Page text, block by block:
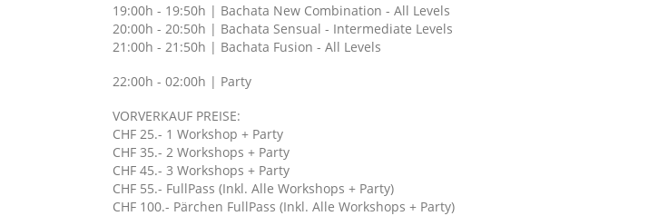
19:00h - 19:50h | Bachata New Combination - All Levels
20:00h - 20:50h | Bachata Sensual - Intermediate Levels
21:00h - 21:50h | Bachata Fusion - All Levels
22:00h - 02:00h | Party
VORVERKAUF PREISE:
CHF 25.- 1 Workshop + Party
CHF 35.- 2 Workshops + Party
CHF 45.- 3 Workshops + Party
CHF 55.- FullPass (Inkl. Alle Workshops + Party)
CHF 100.- Pärchen FullPass (Inkl. Alle Workshops + Party)